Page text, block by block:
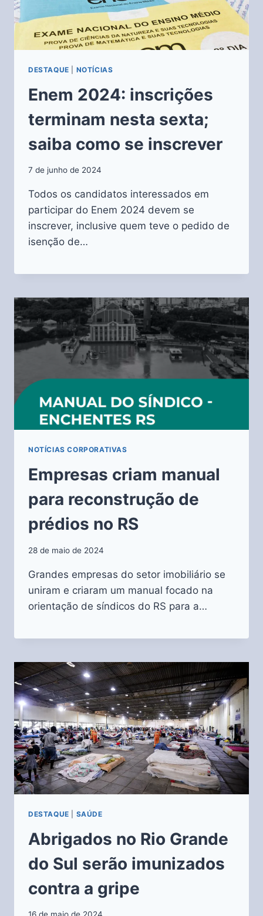
DESTAQUE NOTÍCIAS
Enem 2024: inscrições
terminam nesta sexta;
saiba como se inscrever
7 de junho de 2024
Todos os candidatos interessados em
participar do Enem 2024 devem se
inscrever, inclusive quem teve o pedido de
isenção de…
NOTÍCIAS CORPORATIVAS
Empresas criam manual
para reconstrução de
prédios no RS
28 de maio de 2024
Grandes empresas do setor imobiliário se
uniram e criaram um manual focado na
orientação de síndicos do RS para a…
DESTAQUE SAÚDE
Abrigados no Rio Grande
do Sul serão imunizados
contra a gripe